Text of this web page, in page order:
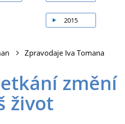
2015
Zpravodaje Iva Tomana
změní
život